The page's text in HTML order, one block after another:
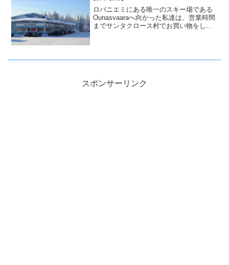
ロバニエミにある唯一のスキー場である
Ounasvaaraへ向かった私達は、営業時間
までサンタクロース村でお買い物をした
スポンサーリンク